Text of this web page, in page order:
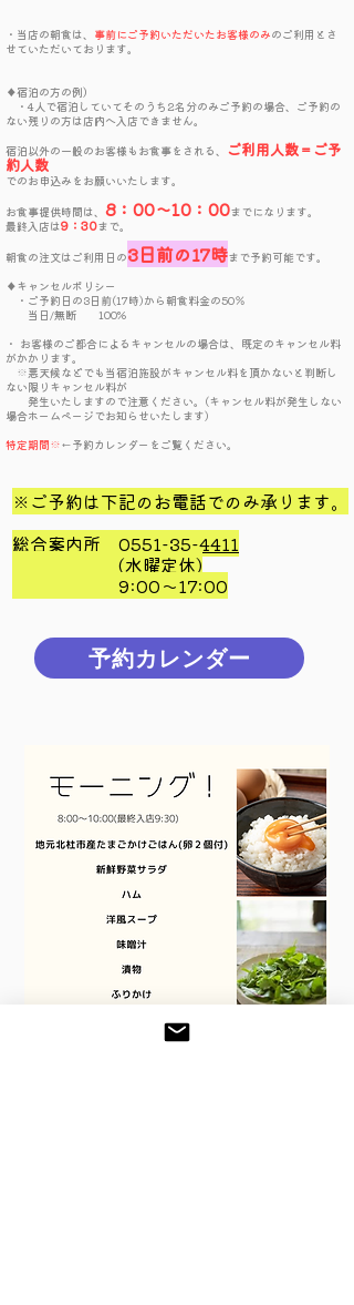
・当店の朝食は、 事前にご予約いただいたお客様のみのご利用とさ
せていただいております。
♦宿泊の方の例）
・4人で宿泊していてそのうち2名分のみご予約の場合、ご予約の
ない残りの方は店内へ入店できません。
宿泊以外の一般のお客様もお食事をされる、 ご利用人数＝ご予
約人数
でのお申込みをお願いいたします。
お食事提供時間は、 8：00～10：00までになります。
最終入店は9：30まで。
朝食の注文はご利用日の3日前の17時まで予約可能です。
♦キャンセルポリシー
・ご予約日の3日前(17時)から朝食料金の50％
当日/無断 100%
・ お客様のご都合によるキャンセルの場合は、既定のキャンセル料
がかかります。
※悪天候などでも当宿泊施設がキャンセル料を頂かないと判断し
ない限りキャンセル料が
発生いたしますので注意ください。(キャンセル料が発生しない
場合ホームページでお知らせいたします)
特定期間※←予約カレンダーをご覧ください。
※ご予約は下記のお電話でのみ承ります。
総合案内所 0551-35-4411
(水曜定休)
​ 9:00～17:00
予約カレンダー